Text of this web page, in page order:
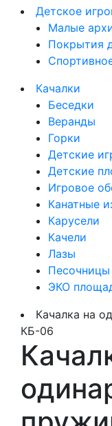
Детское
Малые
Покрытия
Качалки
Беседки
Веранды
Горки
Детские
Детские
Игровое
Канатные
Карусели
Качели
Лазы
Песочницы
ЭКО
Качалка на
КБ-06